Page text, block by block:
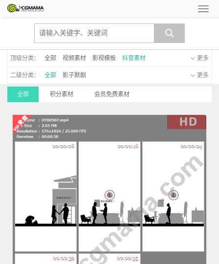
顶级分类： 更多
全部 视频素材 影视模板 抖音素材
二级分类： 更多
全部 影子默剧
全部 积分素材 会员免费素材